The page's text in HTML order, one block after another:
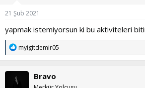
21 Şub 2021
yapmak istemiyorsun ki bu aktiviteleri
T
p
k
l
myigitdemir05
Bravo